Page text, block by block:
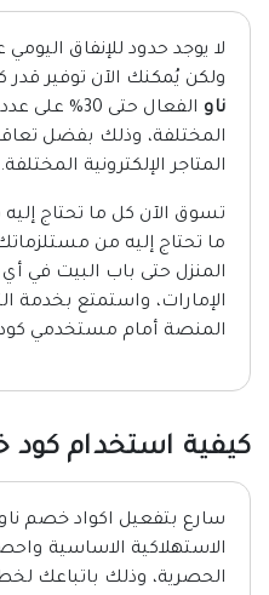
لا يوجد حدود للإنفاق اليومي
ولكن يُمكنك الآن توفير قدر
ناو
الفعال حتى
المختلفة، وذلك بفضل
المتاجر الإلكترونية المختلفة.
تسوق الآن كل ما تحتاج
ما تحتاج إليه من
المنزل حتى باب البيت في
الإمارات، واستمتع بخدمة
المنصة أمام مستخدمي كود
كيفية استخدام كود
سارع بتفعيل اكواد خصم
الاستهلاكية الاساسية
الحصرية، وذلك باتباعك